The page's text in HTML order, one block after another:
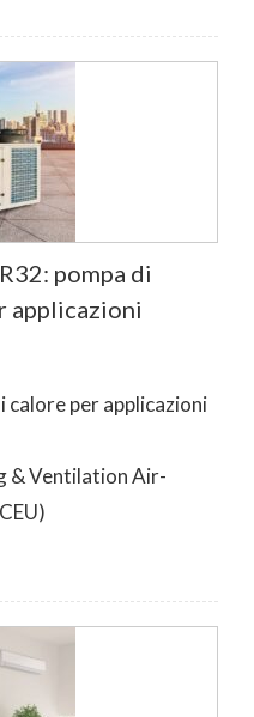
pompa di
applicazioni
calore per applicazioni
& Ventilation Air-